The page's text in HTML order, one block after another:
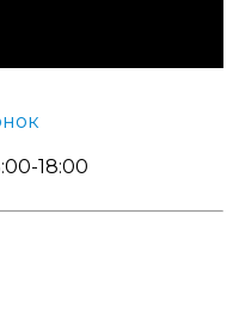
18:00